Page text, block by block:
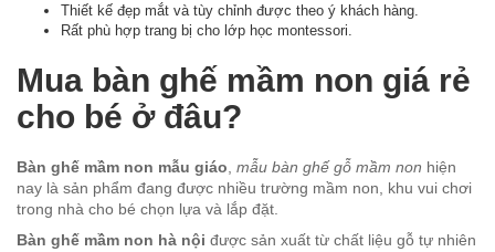
Thiết kế đẹp mắt và tùy chỉnh được theo ý khách hàng.
Rất phù hợp trang bị cho lớp học montessori.
Mua bàn ghế mầm non giá rẻ
cho bé ở đâu?
Bàn ghế mầm non mẫu giáo mẫu bàn ghế gỗ mầm non hiện
nay là sản phẩm đang được nhiều trường mầm non, khu vui chơi
trong nhà cho bé chọn lựa và lắp đặt.
Bàn ghế mầm non hà nội được sản xuất từ chất liệu gỗ tự nhiên